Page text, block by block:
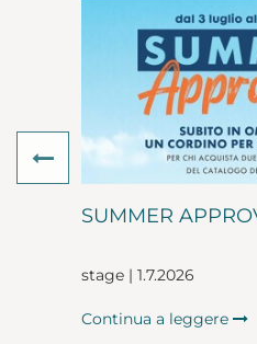
SUMMER
stage | 1.7.2026
Continua a leggere
Previous